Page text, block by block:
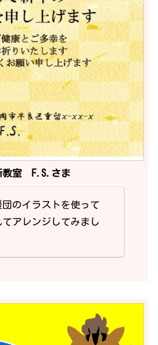
教室 F.S.さま
のイラストを使って
アレンジしてみまし